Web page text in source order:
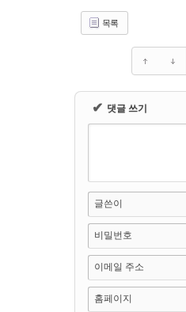
목록
✔ 댓글 쓰기
글쓴이
비밀번호
이메일 주소
홈페이지